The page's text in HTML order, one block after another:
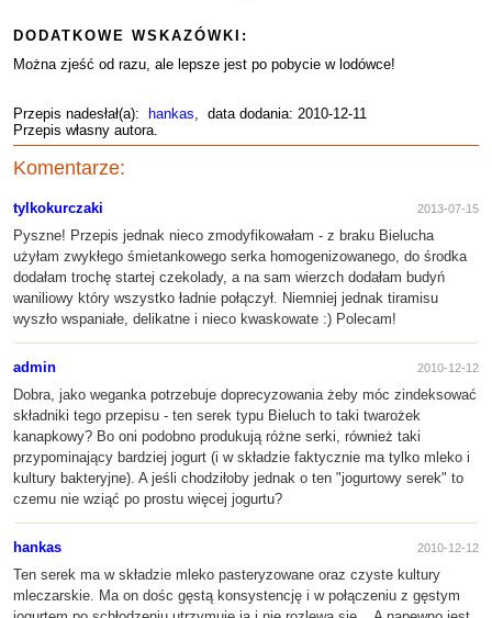
DODATKOWE WSKAZÓWKI:
Można zjeść od razu, ale lepsze jest po pobycie w lodówce!
Przepis nadesłał(a): hankas, data dodania: 2010-12-11
Przepis własny autora.
Komentarze:
tylkokurczaki 2013-07-15
Pyszne! Przepis jednak nieco zmodyfikowałam - z braku Bielucha
użyłam zwykłego śmietankowego serka homogenizowanego, do środka
dodałam trochę startej czekolady, a na sam wierzch dodałam budyń
waniliowy który wszystko ładnie połączył. Niemniej jednak tiramisu
wyszło wspaniałe, delikatne i nieco kwaskowate :) Polecam!
admin 2010-12-12
Dobra, jako weganka potrzebuje doprecyzowania żeby móc zindeksować
składniki tego przepisu - ten serek typu Bieluch to taki twarożek
kanapkowy? Bo oni podobno produkują różne serki, również taki
przypominający bardziej jogurt (i w składzie faktycznie ma tylko mleko i
kultury bakteryjne). A jeśli chodziłoby jednak o ten "jogurtowy serek" to
czemu nie wziąć po prostu więcej jogurtu?
hankas 2010-12-12
Ten serek ma w składzie mleko pasteryzowane oraz czyste kultury
mleczarskie. Ma on dośc gęstą konsystencję i w połączeniu z gęstym